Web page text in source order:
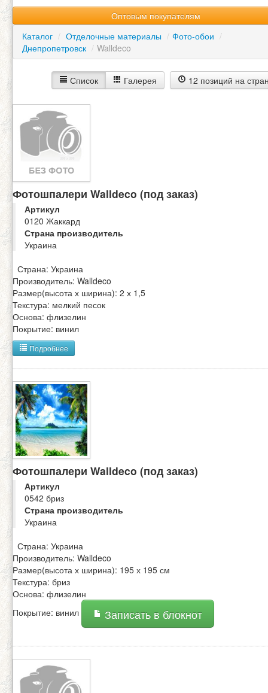
Оптовым покупателям
Каталог / Отделочные материалы / Фото-обои /
Днепропетровск / Walldeco
Список Галерея 12 позиций на
Фотошпалери Walldeco (под заказ)
Артикул
0120 Жаккард
Страна производитель
Украина
Страна: Украина
Производитель: Walldeco
Размер(высота х ширина): 2 х 1,5
Текстура: мелкий песок
Основа: флизелин
Покрытие: винил
Подробнее
Фотошпалери Walldeco (под заказ)
Артикул
0542 бриз
Страна производитель
Украина
Страна: Украина
Производитель: Walldeco
Размер(высота х ширина): 195 х 195 см
Текстура: бриз
Основа: флизелин
Покрытие: винил
Записать в блокнот